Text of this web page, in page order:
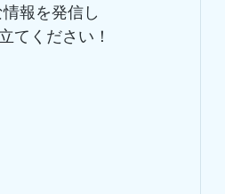
報を発信し
てください！